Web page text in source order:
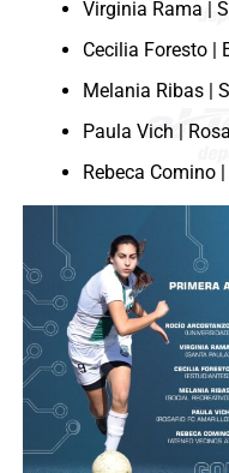
Virginia Rama |
Cecilia Foresto |
Melania Ribas |
Paula Vich |
Rebeca Comino